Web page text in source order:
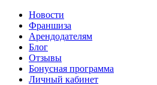
Новости
Франшиза
Арендодателям
Блог
Отзывы
Бонусная программа
Личный кабинет